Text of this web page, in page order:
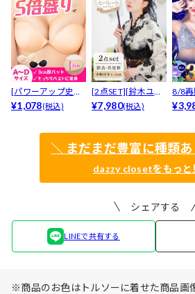
[パワーアップ史上
最強5倍盛りアップ
¥1,078(税込)
[2点SET][鈴木ユリ
ア(baby)...
¥7,980(税込)
8/8
ブラ
＼ まだまだ豊富に種類
dazzy closetをもっと
シェアする
LINEで共有する
※商品のお色はトルソーに着せた商品画